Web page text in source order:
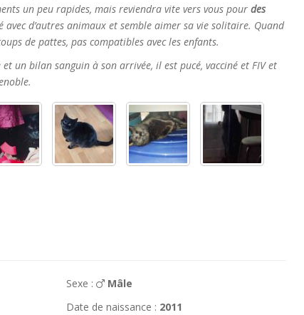
un peu rapides, mais reviendra vite vers vous pour des
avec d’autres animaux et semble aimer sa vie solitaire. Quand
de pattes, pas compatibles avec les enfants.
un bilan sanguin à son arrivée, il est pucé, vacciné et FIV et
Sexe :
Mâle
Date de naissance : 2011